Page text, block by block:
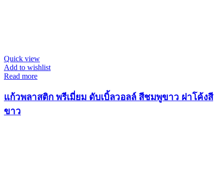
Quick view
Add to wishlist
Read more
แก้วพลาสติก พรีเมี่ยม ดับเบิ้ลวอลล์ สีชมพูขาว ฝาโค้งสี
ขาว